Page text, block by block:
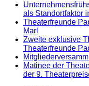
als Standortfaktor
Theaterfreunde
Marl
Zweite exklusive
Theaterfreunde
Matinee der
der 9.